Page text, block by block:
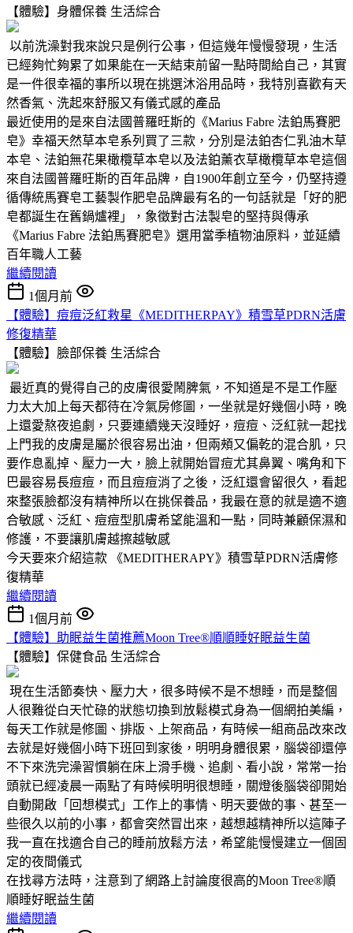
【體驗】身體保養 生活綜合
以前洗澡對我來說只是例行公事，但這幾年慢慢發現，生活
已經夠忙夠累了如果能在一天結束前留一點時間給自己，其實
是一件很幸福的事所以現在挑選沐浴用品時，我特別喜歡有天
然香氣、洗起來舒服又有儀式感的產品
最近使用的是來自法國普羅旺斯的《Marius Fabre 法鉑馬賽肥
皂》幸福天然草本皂系列買了三款，分別是法鉑杏仁乳油木草
本皂、法鉑無花果橄欖草本皂以及法鉑薰衣草橄欖草本皂這個
來自法國普羅旺斯的百年品牌，自1900年創立至今，仍堅持遵
循傳統馬賽皂工藝製作肥皂品牌最有名的一句話就是「好的肥
皂都誕生在舊鍋爐裡」，象徵對古法製皂的堅持與傳承
《Marius Fabre 法鉑馬賽肥皂》選用當季植物油原料，並延續
百年職人工藝
繼續閱讀
1個月前
【體驗】痘痘泛紅救星《MEDITHERPAY》積雪草PDRN活膚
修復精華
【體驗】臉部保養 生活綜合
最近真的覺得自己的皮膚很愛鬧脾氣，不知道是不是工作壓
力太大加上每天都待在冷氣房修圖，一坐就是好幾個小時，晚
上還愛熬夜追劇，只要連續幾天沒睡好，痘痘、泛紅就一起找
上門我的皮膚是屬於很容易出油，但兩頰又偏乾的混合肌，只
要作息亂掉、壓力一大，臉上就開始冒痘尤其鼻翼、嘴角和下
巴最容易長痘痘，而且痘痘消了之後，泛紅還會留很久，看起
來整張臉都沒有精神所以在挑保養品，我最在意的就是適不適
合敏感、泛紅、痘痘型肌膚希望能溫和一點，同時兼顧保濕和
修護，不要讓肌膚越擦越敏感
今天要來介紹這款 《MEDITHERAPY》積雪草PDRN活膚修
復精華
繼續閱讀
1個月前
【體驗】助眠益生菌推薦Moon Tree®順順睡好眠益生菌
【體驗】保健食品 生活綜合
現在生活節奏快、壓力大，很多時候不是不想睡，而是整個
人很難從白天忙碌的狀態切換到放鬆模式身為一個網拍美編，
每天工作就是修圖、排版、上架商品，有時候一組商品改來改
去就是好幾個小時下班回到家後，明明身體很累，腦袋卻還停
不下來洗完澡習慣躺在床上滑手機、追劇、看小說，常常一抬
頭就已經凌晨一兩點了有時候明明很想睡，關燈後腦袋卻開始
自動開啟「回想模式」工作上的事情、明天要做的事、甚至一
些很久以前的小事，都會突然冒出來，越想越精神所以這陣子
我一直在找適合自己的睡前放鬆方法，希望能慢慢建立一個固
定的夜間儀式
在找尋方法時，注意到了網路上討論度很高的Moon Tree®順
順睡好眠益生菌
繼續閱讀